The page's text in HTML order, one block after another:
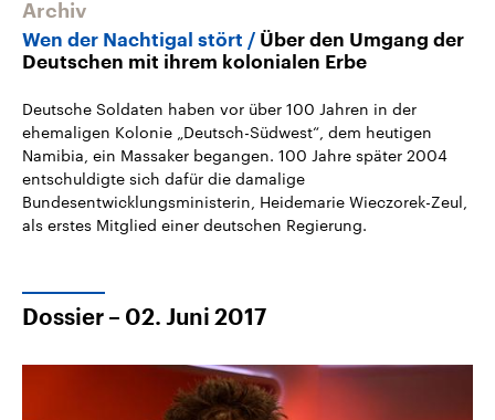
Archiv
Wen der Nachtigal stört
Über den Umgang der
Deutschen mit ihrem kolonialen Erbe
Deutsche Soldaten haben vor über 100 Jahren in der
ehemaligen Kolonie „Deutsch-Südwest“, dem heutigen
Namibia, ein Massaker begangen. 100 Jahre später 2004
entschuldigte sich dafür die damalige
Bundesentwicklungsministerin, Heidemarie Wieczorek-Zeul,
als erstes Mitglied einer deutschen Regierung.
Dossier – 02. Juni 2017